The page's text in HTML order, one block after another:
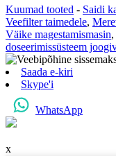
Kuumad tooted - Saidi
Veefilter taimedele,
Väike magestamismasin,
doseerimissüsteem
Saada e-kiri
Skype'i
WhatsApp
x